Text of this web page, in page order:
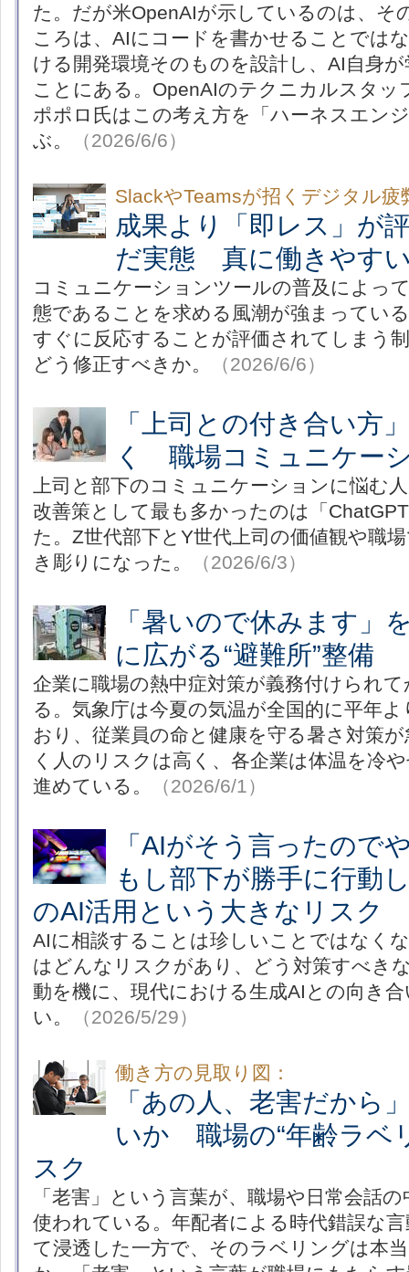
た。だが米OpenAIが示しているのは、そ
ころは、AIにコードを書かせることでは
ける開発環境そのものを設計し、AI自身
ことにある。OpenAIのテクニカルスタッ
ポポロ氏はこの考え方を「ハーネスエン
ぶ。
（2026/6/6）
SlackやTeamsが招くデジタル疲
成果より「即レス」が
だ実態 真に働きやす
コミュニケーションツールの普及によっ
態であることを求める風潮が強まってい
すぐに反応することが評価されてしまう
どう修正すべきか。
（2026/6/6）
「上司との付き合い方
く 職場コミュニケー
上司と部下のコミュニケーションに悩む
改善策として最も多かったのは「
た。Z世代部下とY世代上司の価値観や職
き彫りになった。
（2026/6/3）
「暑いので休みます
に広がる“避難所”整備
企業に職場の熱中症対策が義務付けられ
る。気象庁は今夏の気温が全国的に平年
おり、従業員の命と健康を守る暑さ対策
く人のリスクは高く、各企業は体温を冷
進めている。
（2026/6/1）
「AIがそう言ったの
もし部下が勝手に行動
のAI活用という大きなリスク
AIに相談することは珍しいことではなく
はどんなリスクがあり、どう対策すべき
動を機に、現代における生成AIとの向き
い。
（2026/5/29）
働き方の見取り図：
「あの人、老害だから
いか 職場の“年齢ラベ
スク
「老害」という言葉が、職場や日常会話
使われている。年配者による時代錯誤な
て浸透した一方で、そのラベリングは本